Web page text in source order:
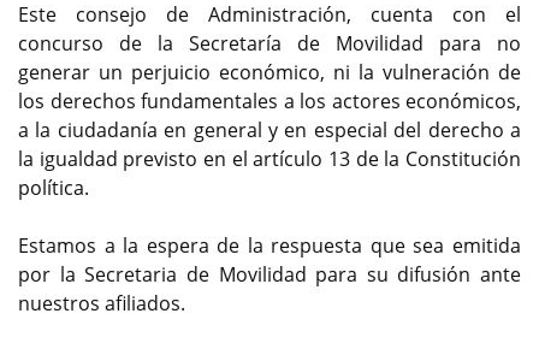
Este consejo de Administración, cuenta con el
concurso de la Secretaría de Movilidad para no
generar un perjuicio económico, ni la vulneración de
los derechos fundamentales a los actores económicos,
a la ciudadanía en general y en especial del derecho a
la igualdad previsto en el artículo 13 de la Constitución
política.
Estamos a la espera de la respuesta que sea emitida
por la Secretaria de Movilidad para su difusión ante
nuestros afiliados.